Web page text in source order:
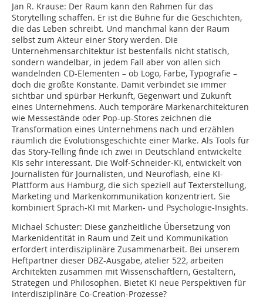
Jan R. Krause: Der Raum kann den Rahmen für das
Storytelling schaffen. Er ist die Bühne für die Geschichten,
die das Leben schreibt. Und manchmal kann der Raum
selbst zum Akteur einer Story werden. Die
Unternehmensarchitektur ist bestenfalls nicht statisch,
sondern wandelbar, in jedem Fall aber von allen sich
wandelnden CD-Elementen – ob Logo, Farbe, Typografie –
doch die größte Konstante. Damit verbindet sie immer
sichtbar und spürbar Herkunft, Gegenwart und Zukunft
eines Unternehmens. Auch temporäre Markenarchitekturen
wie ­Messestände oder Pop-up-Stores zeichnen die
Transformation eines Unternehmens nach und erzählen
räumlich die Evolu­tionsgeschichte einer Marke. Als Tools für
das Story-Telling finde ich zwei in Deutschland entwickelte
KIs sehr interessant. Die Wolf-Schneider-KI, entwickelt von
Journalisten für Journalisten, und Neuroflash, eine KI-
Plattform aus Hamburg, die sich speziell auf Texterstellung,
Marketing und Markenkommunikation konzentriert. Sie
kombiniert Sprach-KI mit Marken- und Psychologie-Insights.
Michael Schuster: Diese ganzheitliche Übersetzung von
Markenidentität in Raum und Zeit und Kommunikation
erfordert interdisziplinäre Zusammenarbeit. Bei unserem
Heftpartner dieser DBZ-Ausgabe, atelier 522, arbeiten
Architekten zusammen mit Wissenschaftlern, Gestaltern,
Strategen und Philosophen. Bietet KI neue Perspektiven für
interdisziplinäre Co-Creation-Prozesse?